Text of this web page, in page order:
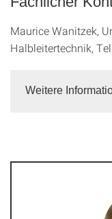
Maurice Wanitzek,
Halbleitertechnik,
Weitere